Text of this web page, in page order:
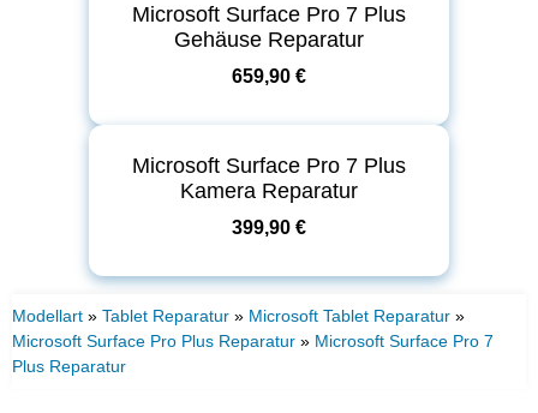
Microsoft Surface Pro 7 Plus
Gehäuse Reparatur
659,90 €
Microsoft Surface Pro 7 Plus
Kamera Reparatur
399,90 €
Modellart » Tablet Reparatur » Microsoft Tablet Reparatur »
Microsoft Surface Pro Plus Reparatur » Microsoft Surface Pro 7
Plus Reparatur